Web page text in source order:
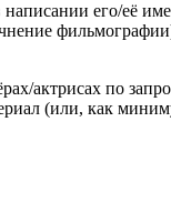
его/её
актрисах по
(или, как